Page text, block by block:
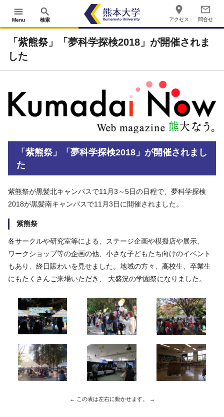
menu
Menu
search
検索
place
アクセス
mail_outline
問合せ
「紫熊祭」「夢科学探検2018」が開催されま
した
「紫熊祭」「夢科学探検2018」が開催されまし
た
紫熊祭が黒髪北キャンパスで11月3～5日の日程で、夢科学探検
2018が黒髪南キャンパスで11月3日に開催されました。
紫熊祭
各サークルや研究室等による、ステージ企画や模擬店や展示、
ワークショップ等の企画の他、小さな子どもたち向けのイベント
もあり、終日賑わいを見せました。地域の方々、高校生、卒業生
にもたくさんご来場いただき、 大盛況の学園祭になりました。